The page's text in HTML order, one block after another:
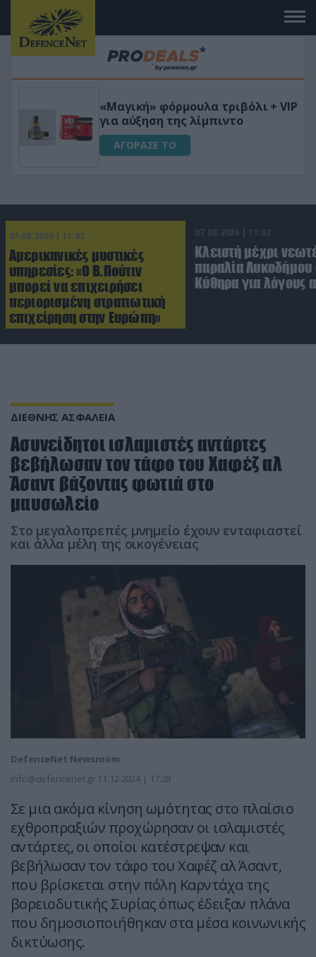
«Μαγική» φόρμουλα τριβόλι + VIP
για αύξηση της λίμπιντο
ΑΓΟΡΑΣΕ ΤΟ
07.08.2026 | 11:02
Αμερικανικές μυστικές
υπηρεσίες: «Ο Β.Πούτιν
μπορεί να επιχειρήσει
περιορισμένη στρατιωτική
επιχείρηση στην Ευρώπη»
07.08.2026 | 11:02
Κλειστή μέχρι
παραλία Λυκοδήμου
Κύθηρα για λόγους
ΔΙΕΘΝΗΣ ΑΣΦΑΛΕΙΑ
Ασυνείδητοι ισλαμιστές αντάρτες
βεβήλωσαν τον τάφο του Χαφέζ αλ
Άσαντ βάζοντας φωτιά στο
μαυσωλείο
Στο μεγαλοπρεπές μνημείο έχουν ενταφιαστεί
και άλλα μέλη της οικογένειας
DefenceNet Newsroom
info@defencenet.gr 11.12.2024 | 17:28
Σε μια ακόμα κίνηση ωμότητας στο πλαίσιο
εχθροπραξιών προχώρησαν οι ισλαμιστές
αντάρτες, οι οποίοι κατέστρεψαν και
βεβήλωσαν τον τάφο του Χαφέζ αλ Άσαντ,
που βρίσκεται στην πόλη Καρντάχα της
βορειοδυτικής Συρίας όπως έδειξαν πλάνα
που δημοσιοποιήθηκαν στα μέσα κοινωνικής
δικτύωσης.